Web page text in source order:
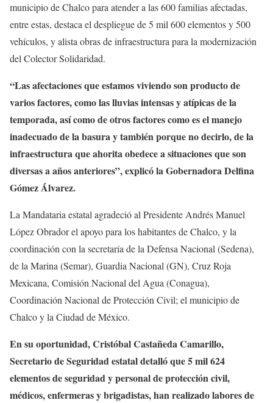
municipio de Chalco para atender a las 600 familias afectadas,
entre estas, destaca el despliegue de 5 mil 600 elementos y 500
vehículos, y alista obras de infraestructura para la modernización
del Colector Solidaridad.
“Las afectaciones que estamos viviendo son producto de
varios factores, como las lluvias intensas y atípicas de la
temporada, así como de otros factores como es el manejo
inadecuado de la basura y también porque no decirlo, de la
infraestructura que ahorita obedece a situaciones que son
diversas a años anteriores”, explicó la Gobernadora Delfina
Gómez Álvarez.
La Mandataria estatal agradeció al Presidente Andrés Manuel
López Obrador el apoyo para los habitantes de Chalco, y la
coordinación con la secretaría de la Defensa Nacional (Sedena),
de la Marina (Semar), Guardia Nacional (GN), Cruz Roja
Mexicana, Comisión Nacional del Agua (Conagua),
Coordinación Nacional de Protección Civil; el municipio de
Chalco y la Ciudad de México.
En su oportunidad, Cristóbal Castañeda Camarillo,
Secretario de Seguridad estatal detalló que 5 mil 624
elementos de seguridad y personal de protección civil,
médicos, enfermeras y brigadistas, han realizado labores de